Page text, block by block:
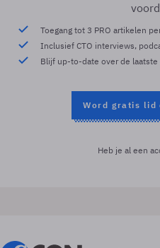
Toegang tot 3 PRO artikelen
Inclusief CTO interviews,
Blijf up-to-date over de
Word gratis lid
Heb je al een